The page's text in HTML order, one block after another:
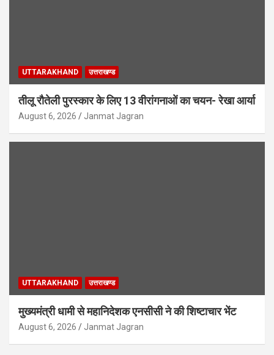
UTTARAKHAND उत्तराखण्ड
तीलू रौतेली पुरस्कार के लिए 13 वीरांगनाओं का चयन- रेखा आर्या
August 6, 2026 Janmat Jagran
UTTARAKHAND उत्तराखण्ड
मुख्यमंत्री धामी से महानिदेशक एनसीसी ने की शिष्टाचार भेंट
August 6, 2026 Janmat Jagran